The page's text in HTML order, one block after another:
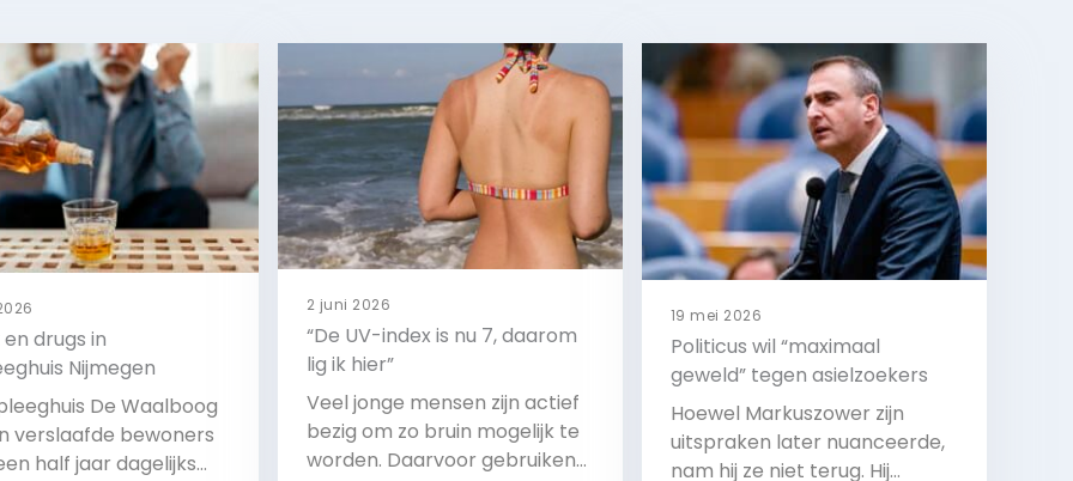
drugs in
Nijmegen
De Waalboog
verslaafde bewoners
half jaar dagelijks
2 juni 2026
“De UV-index is nu 7, daarom
lig ik hier”
Veel jonge mensen zijn actief
bezig om zo bruin mogelijk te
worden. Daarvoor gebruiken
19 mei 2026
Politicus wil “maximaal
geweld” tegen asielzoekers
Hoewel Markuszower zijn
uitspraken later nuanceerde,
nam hij ze niet terug. Hij